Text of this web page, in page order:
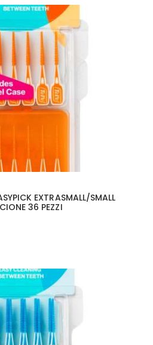
EXTRASMALL/SMALL
36 PEZZI